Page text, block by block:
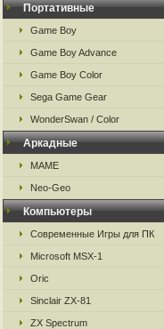
Портативные
Game Boy
Game Boy Advance
Game Boy Color
Sega Game Gear
WonderSwan / Color
Аркадные
MAME
Neo-Geo
Компьютеры
Современные Игры для ПК
Microsoft MSX-1
Oric
Sinclair ZX-81
ZX Spectrum